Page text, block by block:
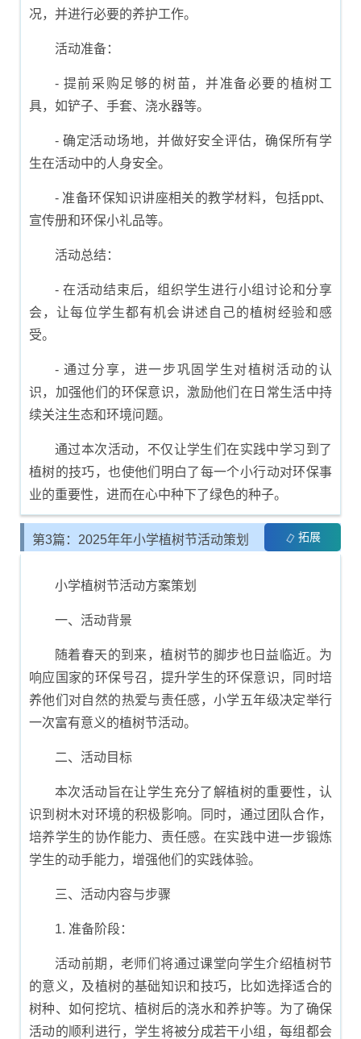
况，并进行必要的养护工作。
活动准备：
- 提前采购足够的树苗，并准备必要的植树工
具，如铲子、手套、浇水器等。
- 确定活动场地，并做好安全评估，确保所有学
生在活动中的人身安全。
- 准备环保知识讲座相关的教学材料，包括ppt、
宣传册和环保小礼品等。
活动总结：
- 在活动结束后，组织学生进行小组讨论和分享
会，让每位学生都有机会讲述自己的植树经验和感
受。
- 通过分享，进一步巩固学生对植树活动的认
识，加强他们的环保意识，激励他们在日常生活中持
续关注生态和环境问题。
通过本次活动，不仅让学生们在实践中学习到了
植树的技巧，也使他们明白了每一个小行动对环保事
业的重要性，进而在心中种下了绿色的种子。
第3篇：2025年年小学植树节活动策划 拓展
小学植树节活动方案策划
一、活动背景
随着春天的到来，植树节的脚步也日益临近。为
响应国家的环保号召，提升学生的环保意识，同时培
养他们对自然的热爱与责任感，小学五年级决定举行
一次富有意义的植树节活动。
二、活动目标
本次活动旨在让学生充分了解植树的重要性，认
识到树木对环境的积极影响。同时，通过团队合作，
培养学生的协作能力、责任感。在实践中进一步锻炼
学生的动手能力，增强他们的实践体验。
三、活动内容与步骤
1. 准备阶段：
活动前期，老师们将通过课堂向学生介绍植树节
的意义，及植树的基础知识和技巧，比如选择适合的
树种、如何挖坑、植树后的浇水和养护等。为了确保
活动的顺利进行，学生将被分成若干小组，每组都会